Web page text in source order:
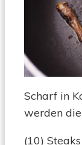
Scharf in
werden die
(10)